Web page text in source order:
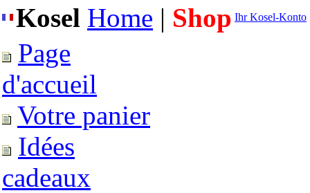
Kosel Home | Shop Ihr Kosel-Konto
Page
d'accueil
Votre panier
Idées
cadeaux